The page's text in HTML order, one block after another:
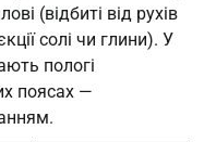
(відбиті від рухів
солі чи глини). У
пологі
поясах —